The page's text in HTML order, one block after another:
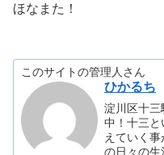
ほなまた！
このサイトの管理人さん
ひかるち
淀川区十三
中！十三と
えていく
の日々の生